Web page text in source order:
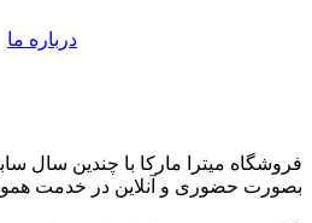
درباره ما
فروشگاه میترا مارکا با چندین سال
بصورت حضوری و آنلاین در خدمت